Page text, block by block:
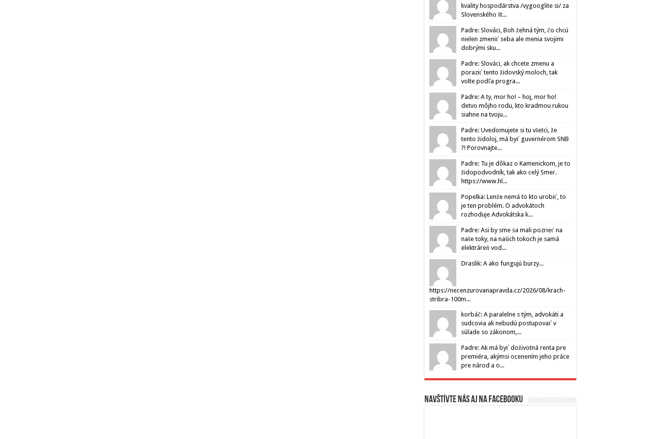
kvality hospodárstva /vygooglite si/ za
Slovenského št...
Padre: Slováci, Boh žehná tým, čo chcú
nielen zmeniť seba ale menia svojimi
dobrými sku...
Padre: Slováci, ak chcete zmenu a
poraziť tento židovský moloch, tak
volte podľa progra...
Padre: A ty, mor ho! – hoj, mor ho!
detvo môjho rodu, kto kradmou rukou
siahne na tvoju...
Padre: Uvedomujete si tu všetci, že
tento židoloj, má byť guvernérom SNB
?! Porovnajte...
Padre: Tu je dôkaz o Kamenickom, je to
židopodvodník, tak ako celý Smer.
https://www.hl...
Popelka: Lenže nemá to kto urobiť, to
je ten problém. O advokátoch
rozhoduje Advokátska k...
Padre: Asi by sme sa mali pozrieť na
naše toky, na našich tokoch je samá
elektráreň vod...
Draslik: A ako fungujú burzy...
https://necenzurovanapravda.cz/2026/08/krach-
stribra-100m...
korbáč: A paralelne s tým, advokáti a
sudcovia ak nebudú postupovať v
súlade so zákonom,...
Padre: Ak má byť doživotná renta pre
premiéra, akýmsi ocenením jeho práce
pre národ a o...
Navštívte nás aj na Facebooku